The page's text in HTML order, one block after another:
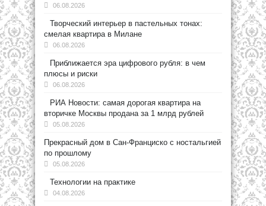
06.08.2026
Творческий интерьер в пастельных тонах:
смелая квартира в Милане
06.08.2026
Приближается эра цифрового рубля: в чем
плюсы и риски
06.08.2026
РИА Новости: самая дорогая квартира на
вторичке Москвы продана за 1 млрд рублей
05.08.2026
Прекрасный дом в Сан-Франциско с ностальгией
по прошлому
05.08.2026
Технологии на практике
04.08.2026